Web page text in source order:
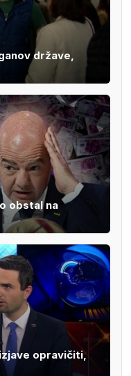
države,
obstal na
opravičiti,